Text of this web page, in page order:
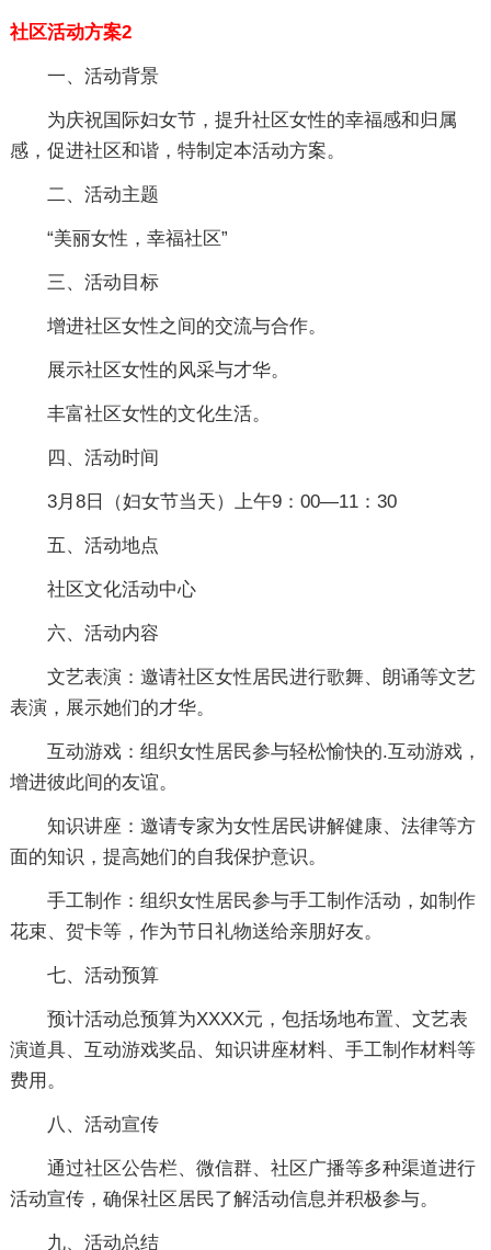
社区活动方案2
一、活动背景
为庆祝国际妇女节，提升社区女性的幸福感和归属
感，促进社区和谐，特制定本活动方案。
二、活动主题
“美丽女性，幸福社区”
三、活动目标
增进社区女性之间的交流与合作。
展示社区女性的风采与才华。
丰富社区女性的文化生活。
四、活动时间
3月8日（妇女节当天）上午9：00—11：30
五、活动地点
社区文化活动中心
六、活动内容
文艺表演：邀请社区女性居民进行歌舞、朗诵等文艺
表演，展示她们的才华。
互动游戏：组织女性居民参与轻松愉快的.互动游戏，
增进彼此间的友谊。
知识讲座：邀请专家为女性居民讲解健康、法律等方
面的知识，提高她们的自我保护意识。
手工制作：组织女性居民参与手工制作活动，如制作
花束、贺卡等，作为节日礼物送给亲朋好友。
七、活动预算
预计活动总预算为XXXX元，包括场地布置、文艺表
演道具、互动游戏奖品、知识讲座材料、手工制作材料等
费用。
八、活动宣传
通过社区公告栏、微信群、社区广播等多种渠道进行
活动宣传，确保社区居民了解活动信息并积极参与。
九、活动总结